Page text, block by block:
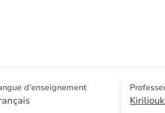
d'enseignement